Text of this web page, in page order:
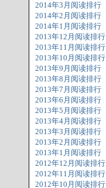
2014年3月阅读排行
2014年2月阅读排行
2014年1月阅读排行
2013年12月阅读排行
2013年11月阅读排行
2013年10月阅读排行
2013年9月阅读排行
2013年8月阅读排行
2013年7月阅读排行
2013年6月阅读排行
2013年5月阅读排行
2013年4月阅读排行
2013年3月阅读排行
2013年2月阅读排行
2013年1月阅读排行
2012年12月阅读排行
2012年11月阅读排行
2012年10月阅读排行